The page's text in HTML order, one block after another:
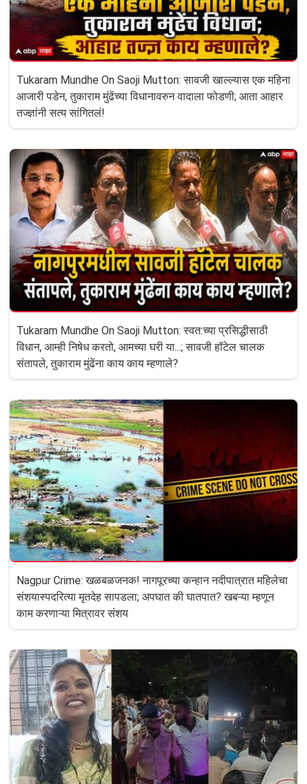
Tukaram Mundhe On Saoji Mutton: सावजी खाल्ल्यास एक महिना
आजारी पडेन, तुकाराम मुंढेंच्या विधानावरुन वादाला फोडणी; आता आहार
तज्ज्ञांनी सत्य सांगितलं!
Tukaram Mundhe On Saoji Mutton: स्वत:च्या प्रसिद्धीसाठी
विधान, आम्ही निषेध करतो, आमच्या घरी या...; सावजी हॉटेल चालक
संतापले, तुकाराम मुंढेंना काय काय म्हणाले?
Nagpur Crime: खळबळजनक! नागपूरच्या कन्हान नदीपात्रात महिलेचा
संशयास्पदरित्या मृतदेह सापडला; अपघात की घातपात? खबऱ्या म्हणून
काम करणाऱ्या मित्रावर संशय